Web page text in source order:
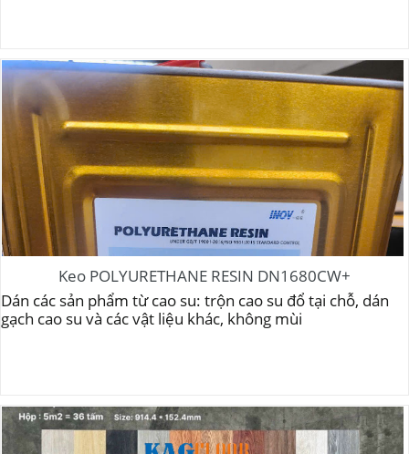
Keo POLYURETHANE RESIN DN1680CW+
Dán các sản phẩm từ cao su: trộn cao su đổ tại chỗ, dán
gạch cao su và các vật liệu khác, không mùi